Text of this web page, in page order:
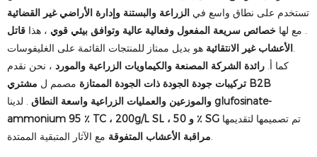
تستخدم على نطاق واسع في الزراعة والبستنة وإدارة الأراضي غير القضائية
. مع لها خصائص سريعة المفعول وفعالية عالية وتوافق بيئي قوي ، هذا قاتل
الأعشاب غير الانتقائيةهو بديل ممتاز للمنتجات القائمة على الغليفوسات.
كما أ. رائدة الشركة المصنعة والكيماويات الزراعية والمورد ، نحن نقدم
تركيبات جودة الجودة ذات الجودة الممتازة مصمم ل مشتري B2B
والموزعين والعمليات الزراعية واسعة النطاق glufosinate-
ammonium 95 ٪ TC ، 200g/L SL ، و 50 ٪ SG تم تصميمها لتقديمها
مراقبة الأعشاب المتفوقةمع الآثار المتبقية الممتدة.